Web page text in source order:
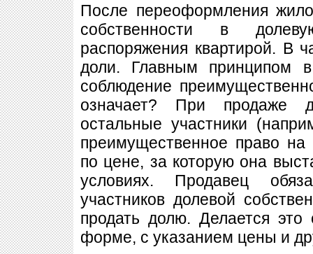
После переоформления
собственности в
распоряжения квартирой. В
доли. Главным принципом
соблюдение
означает? При продаже
остальные участники
преимущественное право на
по цене, за которую она
условиях. Продавец
участников долевой
продать долю. Делается это
форме, с указанием цены и